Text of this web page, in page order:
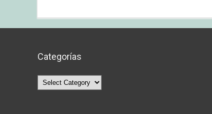
Categorías
Categorías